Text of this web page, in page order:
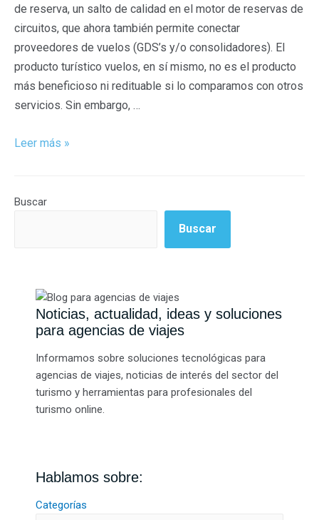
de reserva, un salto de calidad en el motor de reservas de
circuitos, que ahora también permite conectar
proveedores de vuelos (GDS’s y/o consolidadores). El
producto turístico vuelos, en sí mismo, no es el producto
más beneficioso ni redituable si lo comparamos con otros
servicios. Sin embargo, …
Leer más »
Buscar
Buscar
Noticias, actualidad, ideas y soluciones
para agencias de viajes
Informamos sobre soluciones tecnológicas para
agencias de viajes, noticias de interés del sector del
turismo y herramientas para profesionales del
turismo online.
Hablamos sobre:
Categorías